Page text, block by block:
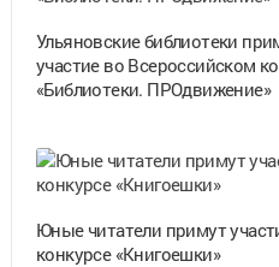
Ульяновские библиотеки
участие во Всероссийском
«Библиотеки. ПРОдвижение»
Юные читатели примут
конкурсе «Книгоешки»